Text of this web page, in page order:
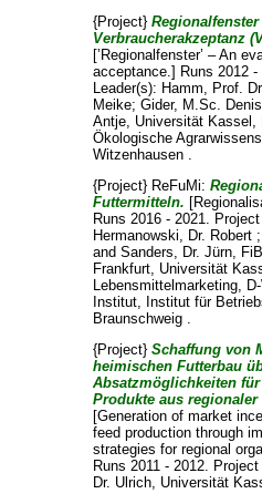
{Project}
Verbraucherakzeptanz
[’Regionalfenster’ – An
acceptance.] Runs 2012
Leader(s): Hamm, Prof.
Meike; Gider, M.Sc.
Antje, Universität Kassel,
Ökologische
Witzenhausen .
{Project} ReFuMi:
Futtermitteln.
Runs 2016 - 2021.
Hermanowski, Dr. Robert ;
and Sanders, Dr. Jürn,
Frankfurt, Universität
Lebensmittelmarketing,
Institut, Institut für
Braunschweig .
{Project} Schaffung von
heimischen Futterbau
Absatzmöglichkeiten
Produkte aus regionaler
[Generation of market
feed production through
strategies for regional
Runs 2011 - 2012.
Dr. Ulrich, Universität